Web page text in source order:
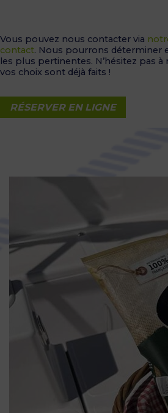
Vous pouvez nous contacter via
contact. Nous pourrons déterminer
les plus pertinentes. N’hésitez pas à
vos choix sont déjà faits !
RÉSERVER EN LIGNE